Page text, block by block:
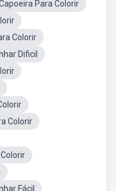
Para Colorir
Colorir
Dificil
Colorir
Fácil